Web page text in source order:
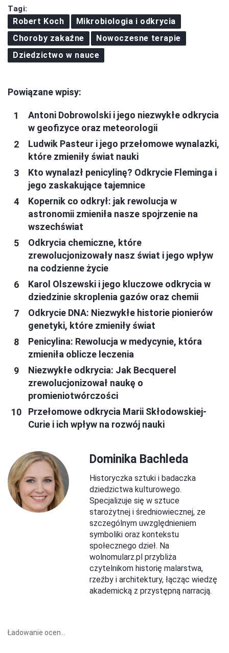
Tagi:
Robert Koch
Mikrobiologia i odkrycia
Choroby zakaźne
Nowoczesne terapie
Dziedzictwo w nauce
Powiązane wpisy:
Antoni Dobrowolski i jego niezwykłe odkrycia
w geofizyce oraz meteorologii
Ludwik Pasteur i jego przełomowe wynalazki,
które zmieniły świat nauki
Kto wynalazł penicylinę? Odkrycie Fleminga i
jego zaskakujące tajemnice
Kopernik co odkrył: jak rewolucja w
astronomii zmieniła nasze spojrzenie na
wszechświat
Odkrycia chemiczne, które
zrewolucjonizowały nasz świat i jego wpływ
na codzienne życie
Karol Olszewski i jego kluczowe odkrycia w
dziedzinie skroplenia gazów oraz chemii
Odkrycie DNA: Niezwykłe historie pionierów
genetyki, które zmieniły świat
Penicylina: Rewolucja w medycynie, która
zmieniła oblicze leczenia
Niezwykłe odkrycia: Jak Becquerel
zrewolucjonizował naukę o
promieniotwórczości
Przełomowe odkrycia Marii Skłodowskiej-
Curie i ich wpływ na rozwój nauki
Dominika Bachleda
Historyczka sztuki i badaczka
dziedzictwa kulturowego.
Specjalizuje się w sztuce
starożytnej i średniowiecznej, ze
szczególnym uwzględnieniem
symboliki oraz kontekstu
społecznego dzieł. Na
wolnomularz.pl przybliża
czytelnikom historię malarstwa,
rzeźby i architektury, łącząc wiedzę
akademicką z przystępną narracją.
Ładowanie ocen...